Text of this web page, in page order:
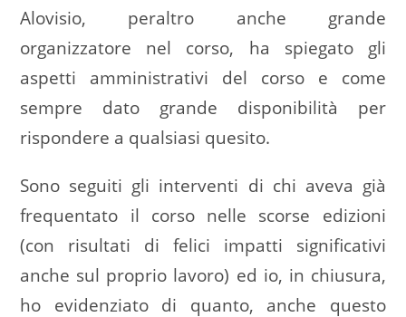
Alovisio, peraltro anche grande
organizzatore nel corso, ha spiegato gli
aspetti amministrativi del corso e come
sempre dato grande disponibilità per
rispondere a qualsiasi quesito.
Sono seguiti gli interventi di chi aveva già
frequentato il corso nelle scorse edizioni
(con risultati di felici impatti significativi
anche sul proprio lavoro) ed io, in chiusura,
ho evidenziato di quanto, anche questo